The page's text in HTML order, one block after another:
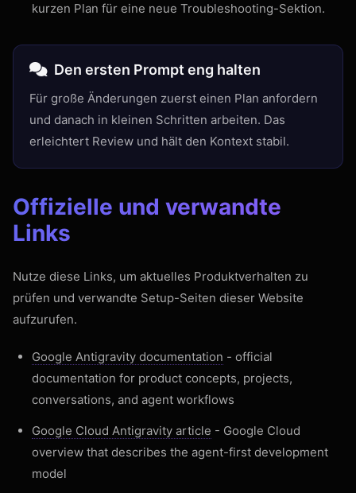
kurzen Plan für eine neue Troubleshooting-Sektion.
Den ersten Prompt eng halten
Für große Änderungen zuerst einen Plan anfordern
und danach in kleinen Schritten arbeiten. Das
erleichtert Review und hält den Kontext stabil.
Offizielle und verwandte
Links
Nutze diese Links, um aktuelles Produktverhalten zu
prüfen und verwandte Setup-Seiten dieser Website
aufzurufen.
Google Antigravity documentation - official
documentation for product concepts, projects,
conversations, and agent workflows
Google Cloud Antigravity article - Google Cloud
overview that describes the agent-first development
model